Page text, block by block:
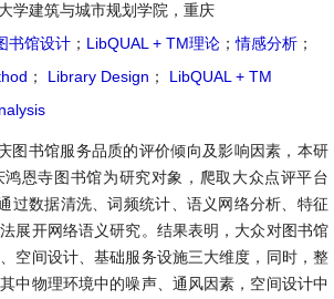
学建筑与城市规划学院，重庆
书馆设计 ； LibQUAL + TM理论 ；情感分析 ；
； Library Design ；
LibQUAL + TM
图书馆服务品质的评价倾向及影响因素，本研
恩寺图书馆为研究对象，爬取大众点评平台
过数据清洗、词频统计、语义网络分析、特征
展开网络语义研究。结果表明，大众对图书馆
空间设计、基础服务设施三大维度，同时，整
中物理环境中的噪声、通风因素，空间设计中